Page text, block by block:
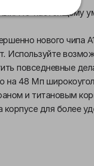
По-настоящему
нового чипа
Используйте
повседневные
на 48 Мп
и титановым
корпусе для более